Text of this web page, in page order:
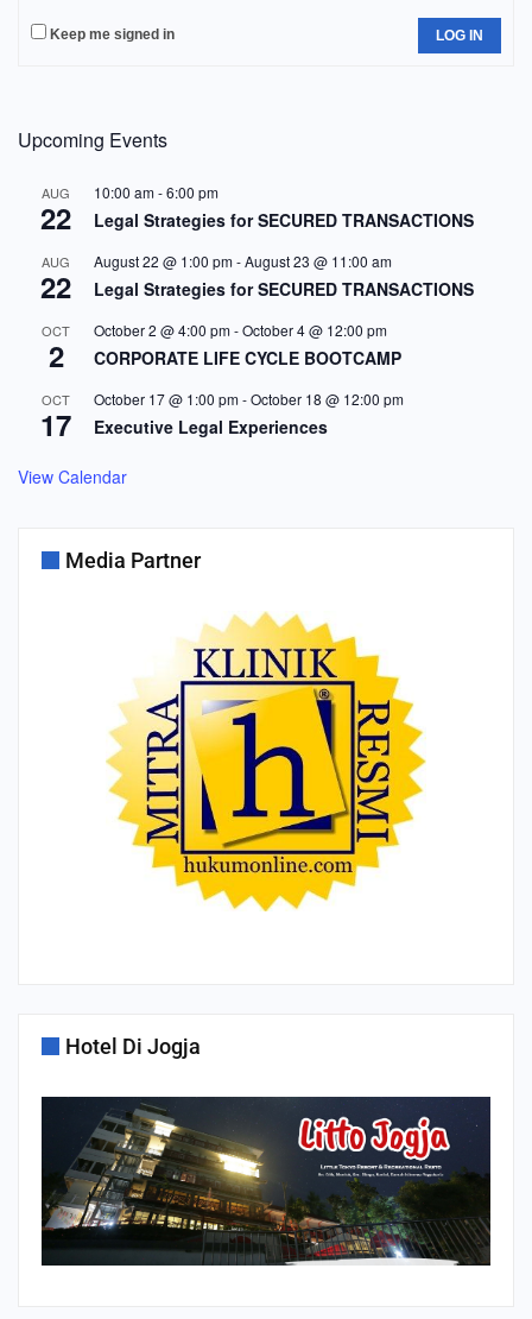
Keep me signed in LOG IN
Upcoming Events
AUG
22
10:00 am-6:00 pm
Legal Strategies for SECURED TRANSACTIONS
AUG
22
August 22 @ 1:00 pm-August 23 @ 11:00 am
Legal Strategies for SECURED TRANSACTIONS
OCT
2
October 2 @ 4:00 pm-October 4 @ 12:00 pm
CORPORATE LIFE CYCLE BOOTCAMP
OCT
17
October 17 @ 1:00 pm-October 18 @ 12:00 pm
Executive Legal Experiences
View Calendar
Media Partner
Hotel Di Jogja